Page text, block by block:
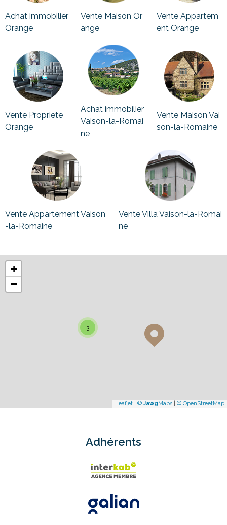
Achat immobilier
Orange
Vente Maison Or
ange
Vente Appartem
ent Orange
Vente Propriete
Orange
Achat immobilier
Vaison-la-Romai
ne
Vente Maison Vai
son-la-Romaine
Vente Appartement Vaison
-la-Romaine
Vente Villa Vaison-la-Romai
ne
3
+
−
Leaflet © JawgMaps © OpenStreetMap
Adhérents